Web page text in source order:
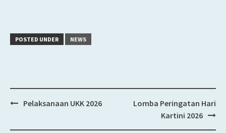
POSTED UNDER NEWS
Pelaksanaan UKK 2026
Lomba Peringatan Hari
Kartini 2026